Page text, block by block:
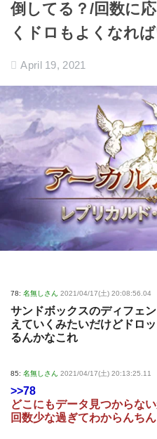
倒してる？/回数に
くドロもよくなれ
April 19, 2021
78: 名無しさん 2021/04/17(土) 20:08:56.04
サンドボックスのディフェ
えていくみたいだけどドロ
るんかなこれ
85: 名無しさん 2021/04/17(土) 20:13:25.11
>>78
どこにもデータ見つからな
回数少な過ぎてわからんちん